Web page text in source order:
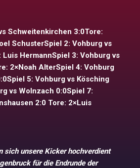
Schweitenkirchen 3:0Tore:
SchusterSpiel 2: Vohburg vs
Luis HermannSpiel 3: Vohburg vs
2×Noah AlterSpiel 4: Vohburg
5: Vohburg vs Kösching
vs Wolnzach 0:0Spiel 7:
2:0 Tore: 2×Luis
sich unsere Kicker hochverdient
für die Endrunde der